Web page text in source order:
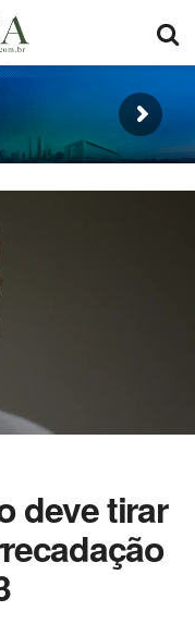
deve tirar